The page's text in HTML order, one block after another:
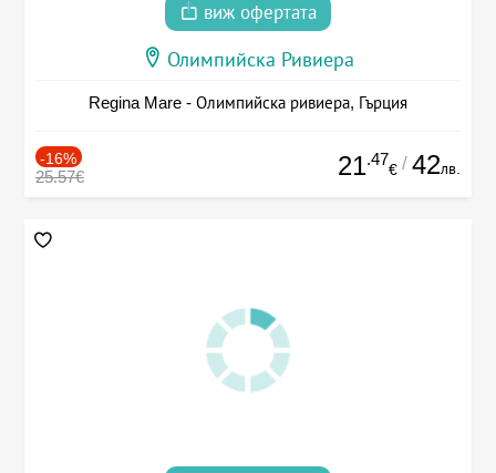
виж офертата
Олимпийска Ривиера
Regina Mare - Олимпийска ривиера, Гърция
-16%
25.57€ 21.47
€ / 42лв.